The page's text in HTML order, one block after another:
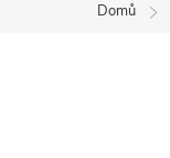
Domů